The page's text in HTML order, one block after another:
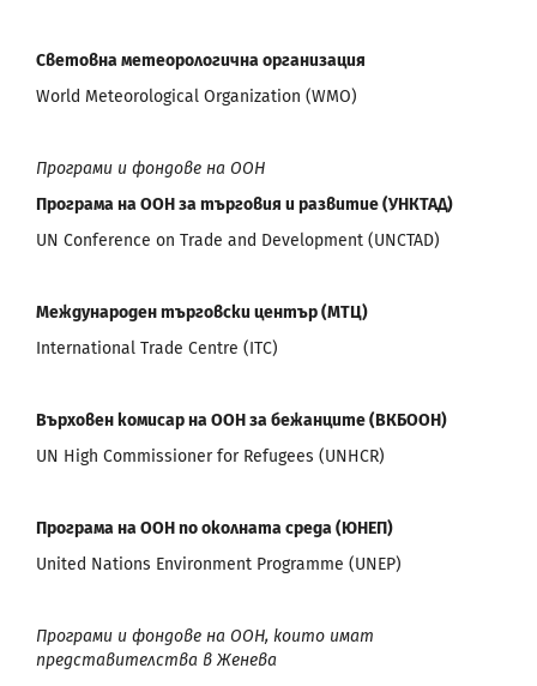
Световна метеорологична организация
World Meteorological Organization (WMO)
Програми и фондове на ООН
Програма на ООН за търговия и развитие (УНКТАД)
UN Conference on Trade and Development (UNCTAD)
Международен търговски център (МТЦ)
International Trade Centre (ITC)
Върховен комисар на ООН за бежанците (ВКБООН)
UN High Commissioner for Refugees (UNHCR)
Програма на ООН по околната среда (ЮНЕП)
United Nations Environment Programme (UNEP)
Програми и фондове на ООН, които имат
представителства в Женева